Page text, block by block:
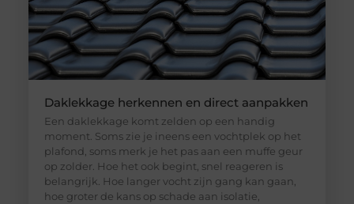
Daklekkage herkennen en direct aanpakken
Een daklekkage komt zelden op een handig
moment. Soms zie je ineens een vochtplek op het
plafond, soms merk je het pas aan een muffe geur
op zolder. Hoe het ook begint, snel reageren is
belangrijk. Hoe langer vocht zijn gang kan gaan,
hoe groter de kans op schade aan isolatie,